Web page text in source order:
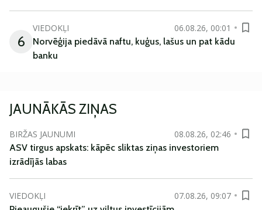
6
VIEDOKĻI
06.08.26, 00:01
Norvēģija piedāvā naftu, kuģus, lašus un pat kādu
banku
JAUNĀKĀS ZIŅAS
BIRŽAS JAUNUMI
08.08.26, 02:46
ASV tirgus apskats: kāpēc sliktas ziņas investoriem
izrādījās labas
VIEDOKĻI
07.08.26, 09:07